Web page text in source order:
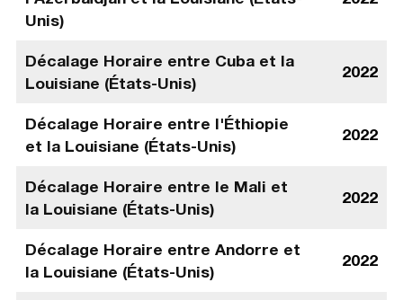
Unis)
Décalage Horaire entre Cuba et la
Louisiane (États-Unis)
2022
Décalage Horaire entre l'Éthiopie
et la Louisiane (États-Unis)
2022
Décalage Horaire entre le Mali et
la Louisiane (États-Unis)
2022
Décalage Horaire entre Andorre et
la Louisiane (États-Unis)
2022